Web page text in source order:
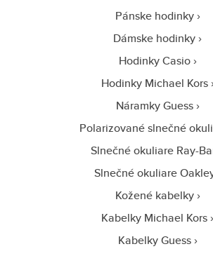
Pánske hodinky
Dámske hodinky
Hodinky Casio
Hodinky Michael Kors
Náramky Guess
Polarizované slnečné
Slnečné okuliare Ray-
Slnečné okuliare
Kožené kabelky
Kabelky Michael Kors
Kabelky Guess